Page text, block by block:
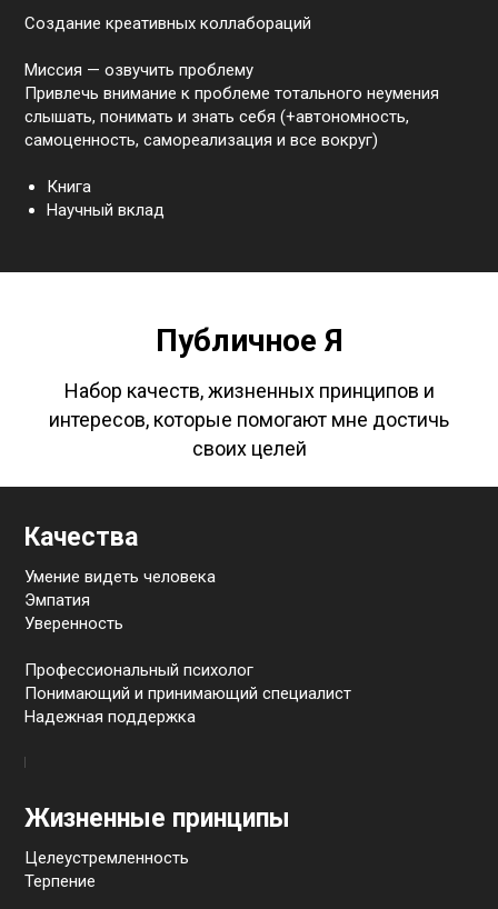
Создание креативных коллабораций
Миссия — озвучить проблему
Привлечь внимание к проблеме тотального неумения
слышать, понимать и знать себя (+автономность,
самоценность, самореализация и все вокруг)
Книга
Научный вклад
Публичное Я
Набор качеств, жизненных принципов и
интересов, которые помогают мне достичь
своих целей
Качества
Умение видеть человека
Эмпатия
Уверенность
Профессиональный психолог
Понимающий и принимающий специалист
Надежная поддержка
Жизненные принципы
Целеустремленность
Терпение